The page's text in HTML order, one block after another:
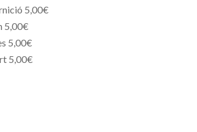
5,00€
5,00€
5,00€
5,00€